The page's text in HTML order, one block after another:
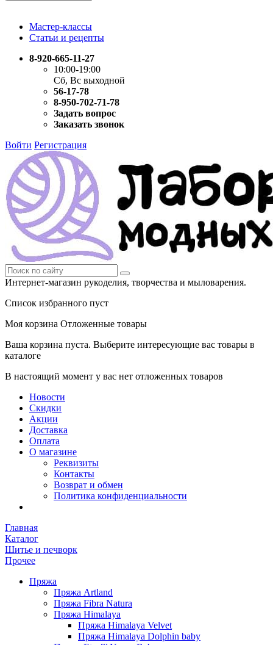
Мастер-классы
Статьи и рецепты
8-920-665-11-27
10:00-19:00
Сб, Вс выходной
56-17-78
8-950-702-71-78
Задать вопрос
Заказать звонок
Войти Регистрация
Интернет-магазин рукоделия, творчества и мыловарения.
Список избранного пуст
Моя корзина Отложенные товары
Ваша корзина пуста. Выберите интересующие вас товары в
каталоге
В настоящий момент у вас нет отложенных товаров
Новости
Скидки
Акции
Доставка
Оплата
О магазине
Реквизиты
Контакты
Возврат и обмен
Политика конфиденциальности
Главная
Каталог
Шитье и печворк
Прочее
Пряжа
Пряжа Artland
Пряжа Fibra Natura
Пряжа Himalaya
Пряжа Himalaya Velvet
Пряжа Himalaya Dolphin baby